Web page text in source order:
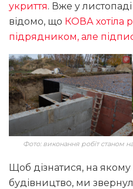
укриття. Вже у
відомо, що КОВА хотіла
підрядником, але
Фото: виконання робіт станом
Щоб дізнатися, на якому
будівництво, ми